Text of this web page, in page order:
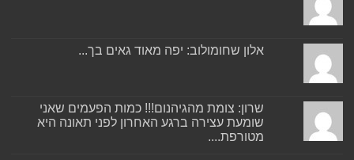
אלון שחומולוב: יפה מאוד גאים בך...
שרון: צומת מהגיהנום!!! כמות הפעמים שאני
שומעת עצירה ברגע האחרון לפני תאונה היא
מטורפת....